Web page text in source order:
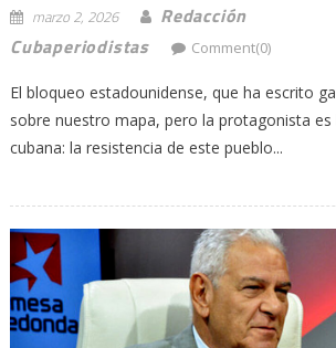
marzo 2, 2026
Redacción
Cubaperiodistas
Comment(0)
El bloqueo estadounidense, que ha escrito
sobre nuestro mapa, pero la protagonista es
cubana: la resistencia de este pueblo...